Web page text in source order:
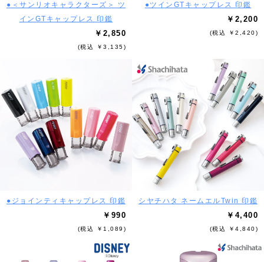
●＜サンリオキャラクターズ＞ ツ
インGTキャップレス 印鑑
￥2,850
(税込 ￥3,135)
●ツインGTキャップレス 印鑑
￥2,200
(税込 ￥2,420)
●ジョインティキャップレス 印鑑
￥990
(税込 ￥1,089)
シヤチハタ ネームエルTwin 印鑑
￥4,400
(税込 ￥4,840)